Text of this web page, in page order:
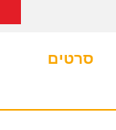
סרטים